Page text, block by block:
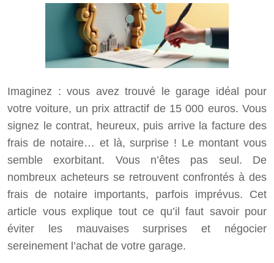
Imaginez : vous avez trouvé le garage idéal pour
votre voiture, un prix attractif de 15 000 euros. Vous
signez le contrat, heureux, puis arrive la facture des
frais de notaire… et là, surprise ! Le montant vous
semble exorbitant. Vous n’êtes pas seul. De
nombreux acheteurs se retrouvent confrontés à des
frais de notaire importants, parfois imprévus. Cet
article vous explique tout ce qu’il faut savoir pour
éviter les mauvaises surprises et négocier
sereinement l’achat de votre garage.